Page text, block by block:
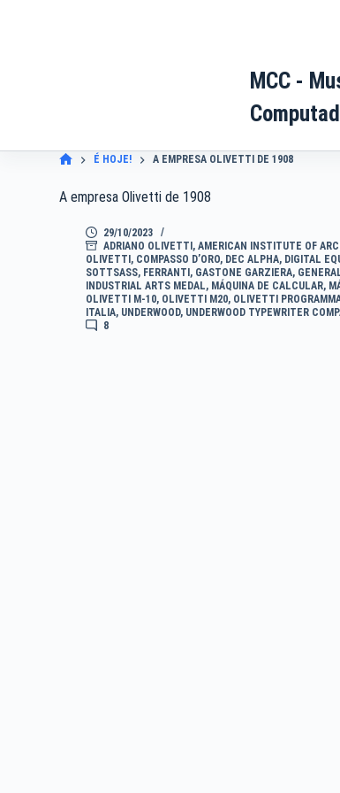
MCC -
É HOJE! A EMPRESA OLIVETTI DE 1908
A empresa Olivetti de 1908
29/10/2023
ADRIANO OLIVETTI ,AMERICAN INSTITUTE OF
OLIVETTI , COMPASSO D’ORO, DEC ALPHA, DIGITAL
SOTTSASS, FERRANTI , GASTONE GARZIERA,
INDUSTRIAL ARTS MEDAL, MÁQUINA DE CALCULAR,
OLIVETTI M-10, OLIVETTI M20, OLIVETTI
ITALIA, UNDERWOOD, UNDERWOOD TYPEWRITER
8